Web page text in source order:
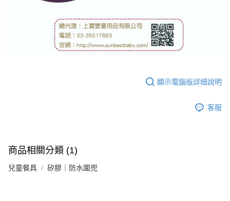
顯示電腦版詳細說明
客服
商品相關分類 (1)
兒童餐具 矽膠｜防水圍兜